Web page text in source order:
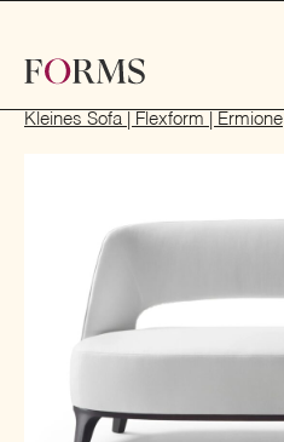
Kleines Sofa | Flexform | Ermione